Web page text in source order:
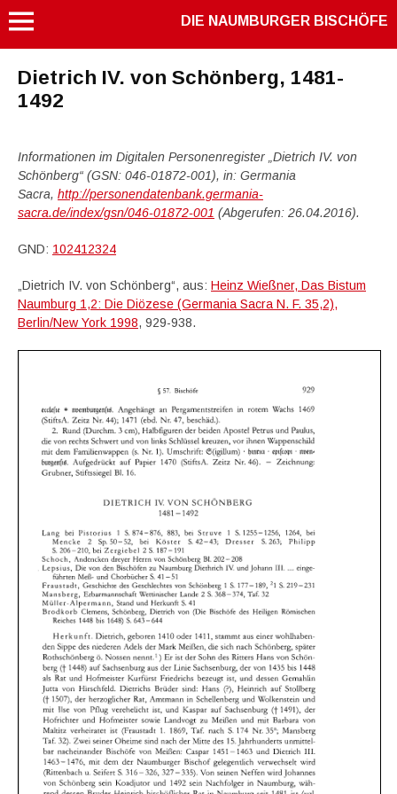
DIE NAUMBURGER BISCHÖFE
Dietrich IV. von Schönberg, 1481-
1492
Informationen im Digitalen Personenregister „Dietrich IV. von
Schönberg“ (GSN: 046-01872-001), in: Germania
Sacra, http://personendatenbank.germania-
sacra.de/index/gsn/046-01872-001 (Abgerufen: 26.04.2016).
GND: 102412324
„Dietrich IV. von Schönberg“, aus: Heinz Wießner, Das Bistum
Naumburg 1,2: Die Diözese (Germania Sacra N. F. 35,2),
Berlin/New York 1998, 929-938.